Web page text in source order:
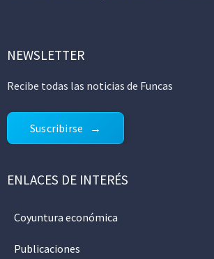
NEWSLETTER
Recibe todas las noticias de Funcas
Suscribirse
ENLACES DE INTERÉS
Coyuntura económica
Publicaciones